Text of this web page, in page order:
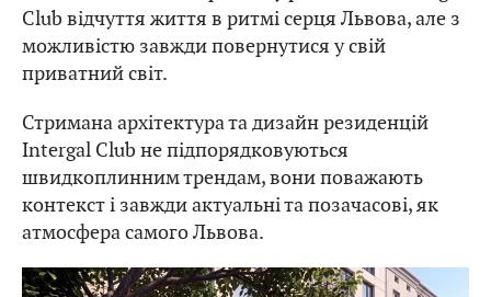
Club відчуття життя в ритмі серця Львова, але з
можливістю завжди повернутися у свій
приватний світ.
Стримана архітектура та дизайн резиденцій
Intergal Club не підпорядковуються
швидкоплинним трендам, вони поважають
контекст і завжди актуальні та позачасові, як
атмосфера самого Львова.